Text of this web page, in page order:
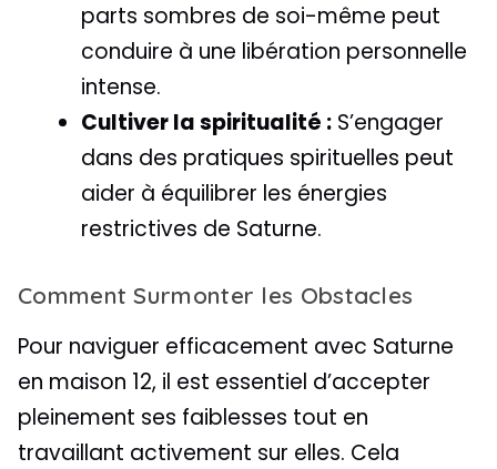
parts sombres de soi-même peut
conduire à une libération personnelle
intense.
Cultiver la spiritualité : S’engager
dans des pratiques spirituelles peut
aider à équilibrer les énergies
restrictives de Saturne.
Comment Surmonter les Obstacles
Pour naviguer efficacement avec Saturne
en maison 12, il est essentiel d’accepter
pleinement ses faiblesses tout en
travaillant activement sur elles. Cela